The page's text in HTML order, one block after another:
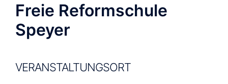
Freie Reformschule
Speyer
VERANSTALTUNGSORT